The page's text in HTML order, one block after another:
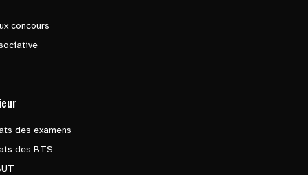
concours
des examens
des BTS